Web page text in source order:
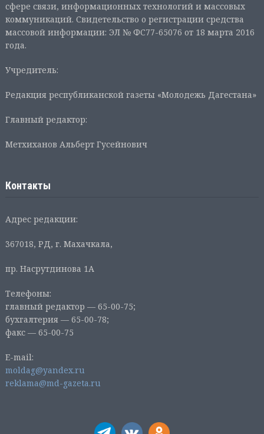
сфере связи, информационных технологий и массовых
коммуникаций. Свидетельство о регистрации средства
массовой информации: ЭЛ № ФС77-65076 от 18 марта 2016
года.
Учредитель:
Редакция республиканской газеты «Молодежь Дагестана»
Главный редактор:
Метхиханов Альберт Гусейнович
Контакты
Адрес редакции:
367018, РД, г. Махачкала,
пр. Насрутдинова 1А
Телефоны:
главный редактор — 65-00-75;
бухгалтерия — 65-00-78;
факс — 65-00-75
E-mail:
moldag@yandex.ru
reklama@md-gazeta.ru